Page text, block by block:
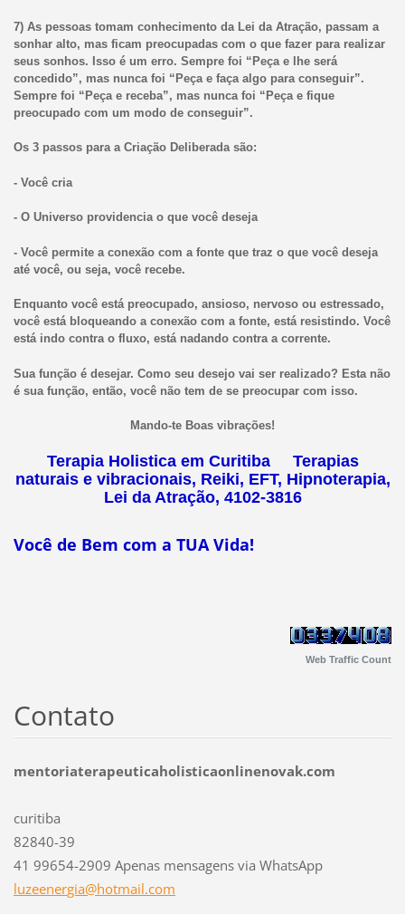
7) As pessoas tomam conhecimento da Lei da Atração, passam a
sonhar alto, mas ficam preocupadas com o que fazer para realizar
seus sonhos. Isso é um erro. Sempre foi “Peça e lhe será
concedido”, mas nunca foi “Peça e faça algo para conseguir”.
Sempre foi “Peça e receba”, mas nunca foi “Peça e fique
preocupado com um modo de conseguir”.
Os 3 passos para a Criação Deliberada são:
- Você cria
- O Universo providencia o que você deseja
- Você permite a conexão com a fonte que traz o que você deseja
até você, ou seja, você recebe.
Enquanto você está preocupado, ansioso, nervoso ou estressado,
você está bloqueando a conexão com a fonte, está resistindo. Você
está indo contra o fluxo, está nadando contra a corrente.
Sua função é desejar. Como seu desejo vai ser realizado? Esta não
é sua função, então, você não tem de se preocupar com isso.
Mando-te Boas vibrações!
Terapia Holistica em Curitiba Terapias
naturais e vibracionais, Reiki, EFT, Hipnoterapia,
Lei da Atração, 4102-3816
Você de Bem com a TUA Vida!
Web Traffic Count
Contato
mentoriaterapeuticaholisticaonlinenovak.com
curitiba
82840-39
41 99654-2909 Apenas mensagens via WhatsApp
luzeenergia@hotmail.com